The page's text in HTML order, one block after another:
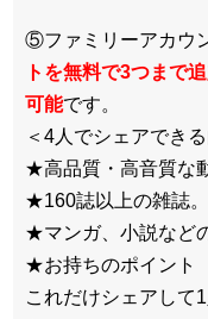
⑤ファミリーアカウ
トを無料で3つまで
可能です。
＜4人でシェアでき
★高品質・高音質な
★160誌以上の雑誌。
★マンガ、小説など
★お持ちのポイント
これだけシェアして